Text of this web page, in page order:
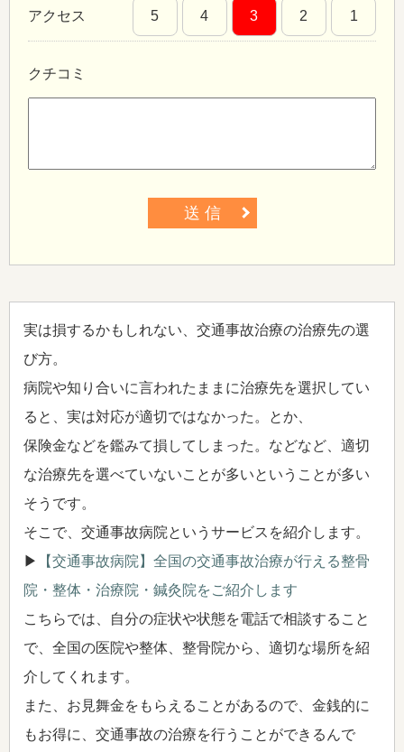
アクセス 5 4 3 2 1
クチコミ
送 信
実は損するかもしれない、交通事故治療の治療先の選
び方。
病院や知り合いに言われたままに治療先を選択してい
ると、実は対応が適切ではなかった。とか、
保険金などを鑑みて損してしまった。などなど、適切
な治療先を選べていないことが多いということが多い
そうです。
そこで、交通事故病院というサービスを紹介します。
▶
【交通事故病院】全国の交通事故治療が行える整骨
院・整体・治療院・鍼灸院をご紹介します
こちらでは、自分の症状や状態を電話で相談すること
で、全国の医院や整体、整骨院から、適切な場所を紹
介してくれます。
また、お見舞金をもらえることがあるので、金銭的に
もお得に、交通事故の治療を行うことができるんで